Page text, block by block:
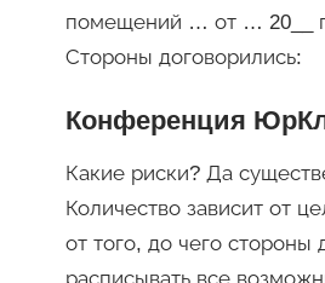
помещений … от … 20__
Стороны договорились:
Конференция
Какие риски? Да
Количество зависит от
от того, до чего стороны